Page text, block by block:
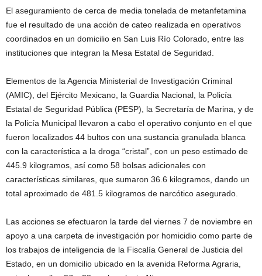
El aseguramiento de cerca de media tonelada de metanfetamina
fue el resultado de una acción de cateo realizada en operativos
coordinados en un domicilio en San Luis Río Colorado, entre las
instituciones que integran la Mesa Estatal de Seguridad.
Elementos de la Agencia Ministerial de Investigación Criminal
(AMIC), del Ejército Mexicano, la Guardia Nacional, la Policía
Estatal de Seguridad Pública (PESP), la Secretaría de Marina, y de
la Policía Municipal llevaron a cabo el operativo conjunto en el que
fueron localizados 44 bultos con una sustancia granulada blanca
con la característica a la droga “cristal”, con un peso estimado de
445.9 kilogramos, así como 58 bolsas adicionales con
características similares, que sumaron 36.6 kilogramos, dando un
total aproximado de 481.5 kilogramos de narcótico asegurado.
Las acciones se efectuaron la tarde del viernes 7 de noviembre en
apoyo a una carpeta de investigación por homicidio como parte de
los trabajos de inteligencia de la Fiscalía General de Justicia del
Estado, en un domicilio ubicado en la avenida Reforma Agraria,